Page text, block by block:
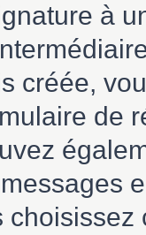
à
créée,
de